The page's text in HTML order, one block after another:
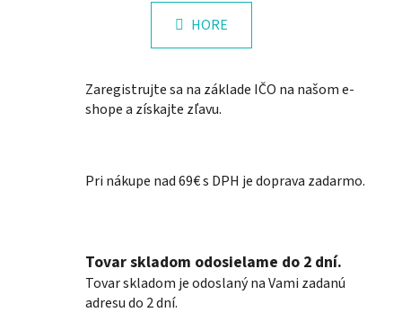
l
á
d
c
i
r
v
v
ý
p
n
k
n
i
HORE
Zaregistrujte sa na základe IČO na našom e-
shope a získajte zľavu.
Pri nákupe nad 69€ s DPH je doprava zadarmo.
Tovar skladom odosielame do 2 dní.
Tovar skladom je odoslaný na Vami zadanú
adresu do 2 dní.